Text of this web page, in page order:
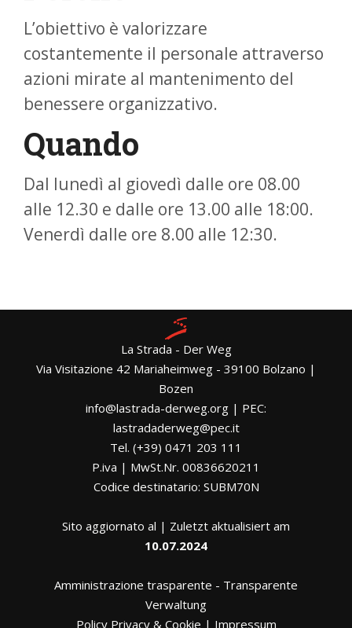
L’obiettivo è valorizzare
costantemente il personale attraverso
azioni mirate al mantenimento del
benessere organizzativo.
Quando
Dal lunedì al giovedì dalle ore 08.00
alle 12.30 e dalle ore 13.00 alle 18:00.
Venerdì dalle ore 8.00 alle 12:30.
La Strada - Der Weg
Via Visitazione 42 Mariaheimweg - 39100 Bolzano |
Bozen
info@lastrada-derweg.org | PEC:
lastradaderweg@pec.it
Tel. (+39) 0471 203 111
P.iva | MwSt.Nr. 00836620211
Codice destinatario: SUBM70N
Sito aggiornato al | Zuletzt aktualisiert am
10.07.2024
Amministrazione trasparente - Transparente
Verwaltung
Policy Privacy & Cookie | Impressum